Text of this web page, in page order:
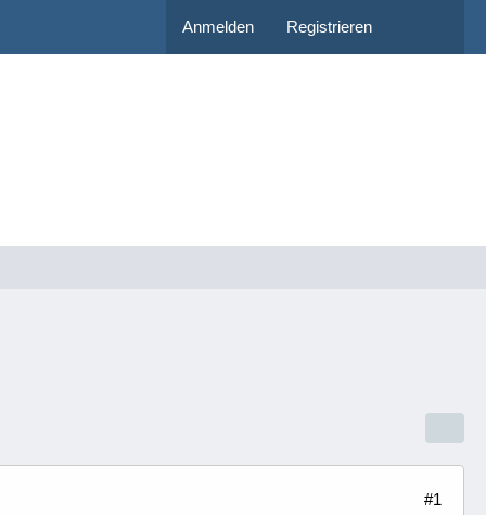
Anmelden Registrieren
#1